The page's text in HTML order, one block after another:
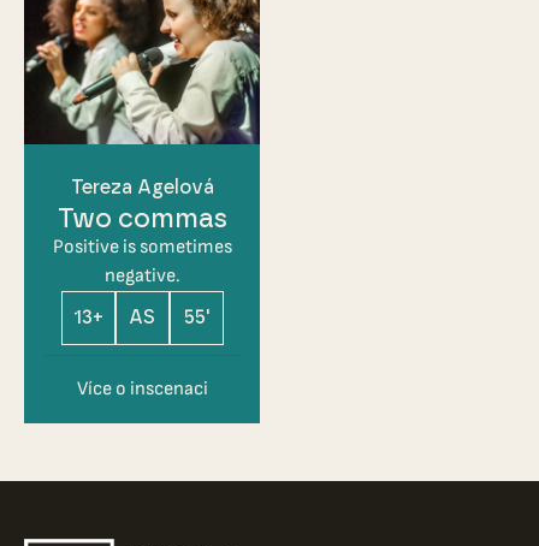
Tereza Agelová
Two commas
Positive is sometimes
negative.
13+
AS 55'
Více o inscenaci